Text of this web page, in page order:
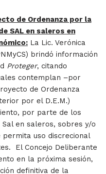
de Ordenanza por la
SAL en saleros en
La Lic. Verónica
brindó información
Proteger, citando
contemplan –por
de Ordenanza
por el D.E.M.)
por parte de los
en saleros, sobres y/o
uso discrecional
El Concejo Deliberante
en la próxima sesión,
definitiva de la